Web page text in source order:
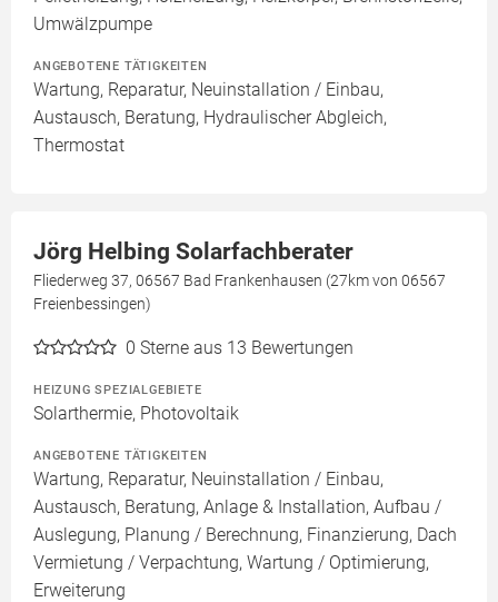
Umwälzpumpe
ANGEBOTENE TÄTIGKEITEN
Wartung, Reparatur, Neuinstallation / Einbau,
Austausch, Beratung, Hydraulischer Abgleich,
Thermostat
Jörg Helbing Solarfachberater
Fliederweg 37, 06567 Bad Frankenhausen (27km von 06567
Freienbessingen)
0 Sterne aus 13 Bewertungen
HEIZUNG SPEZIALGEBIETE
Solarthermie, Photovoltaik
ANGEBOTENE TÄTIGKEITEN
Wartung, Reparatur, Neuinstallation / Einbau,
Austausch, Beratung, Anlage & Installation, Aufbau /
Auslegung, Planung / Berechnung, Finanzierung, Dach
Vermietung / Verpachtung, Wartung / Optimierung,
Erweiterung